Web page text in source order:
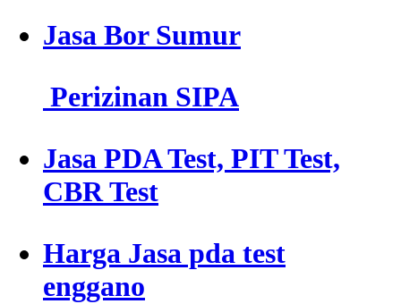
Jasa Bor Sumur
Perizinan SIPA
Jasa PDA Test, PIT Test,
CBR Test
Harga Jasa pda test
enggano